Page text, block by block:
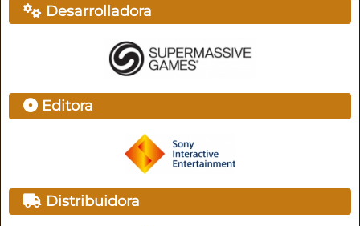
Desarrolladora
Editora
Distribuidora